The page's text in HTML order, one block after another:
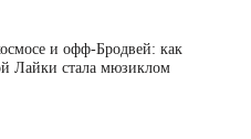
и офф-Бродвей: как
Лайки стала мюзиклом